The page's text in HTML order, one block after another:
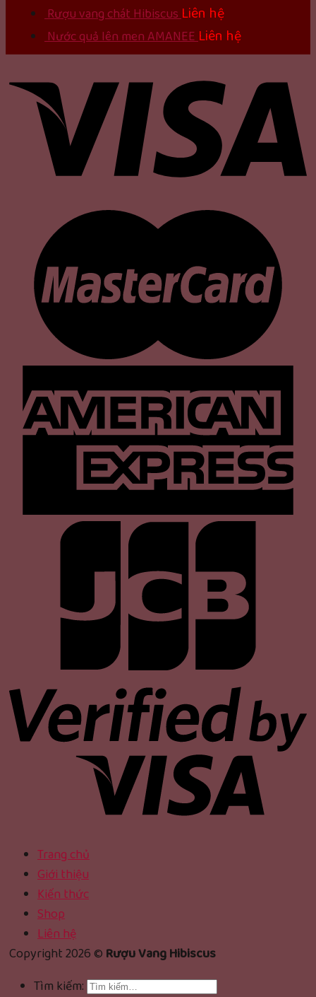
Rượu vang chát Hibiscus Liên hệ
Nước quả lên men AMANEE Liên hệ
Trang chủ
Giới thiệu
Kiến thức
Shop
Liên hệ
Copyright 2026 © Rượu Vang Hibiscus
Tìm kiếm: